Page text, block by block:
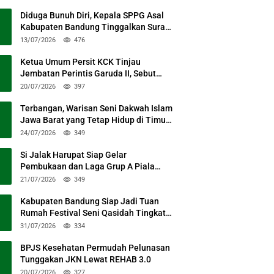
Diduga Bunuh Diri, Kepala SPPG Asal
Kabupaten Bandung Tinggalkan Surat
Permohonan Maaf
13/07/2026 476
Ketua Umum Persit KCK Tinjau
Jembatan Perintis Garuda II, Sebut
Simbol Kebersamaan TNI dan Rakyat
20/07/2026 397
Terbangan, Warisan Seni Dakwah Islam
Jawa Barat yang Tetap Hidup di Timur
Kabupaten Bandung
24/07/2026 349
Si Jalak Harupat Siap Gelar
Pembukaan dan Laga Grup A Piala
Presiden 2026 Sabtu Mendatang
21/07/2026 349
Kabupaten Bandung Siap Jadi Tuan
Rumah Festival Seni Qasidah Tingkat
Nasional
31/07/2026 334
BPJS Kesehatan Permudah Pelunasan
Tunggakan JKN Lewat REHAB 3.0
20/07/2026 327